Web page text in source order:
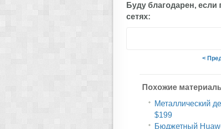
Буду благодарен, если
сетях:
<
Похожие
Металлический
$199
Бюджетный